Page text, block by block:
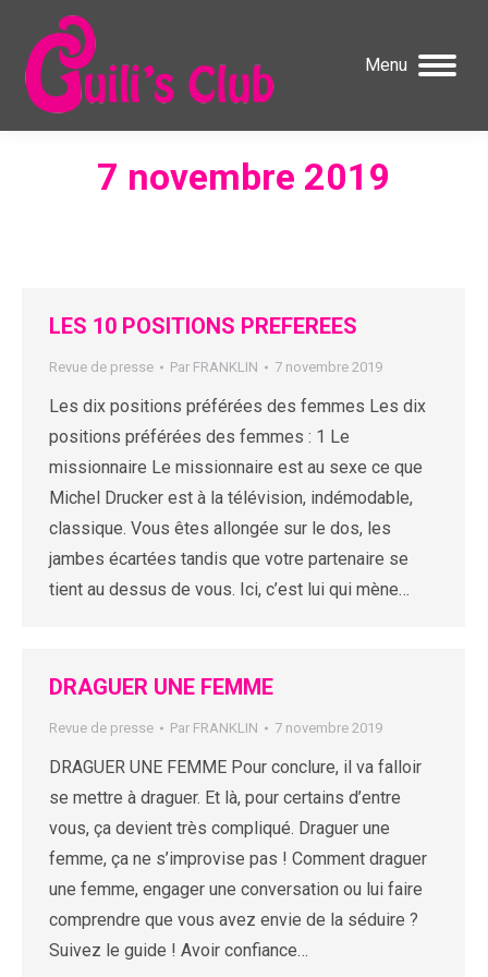
Menu
7 novembre 2019
LES 10 POSITIONS PREFEREES
Revue de presse Par FRANKLIN 7 novembre 2019
Les dix positions préférées des femmes Les dix
positions préférées des femmes : 1 Le
missionnaire Le missionnaire est au sexe ce que
Michel Drucker est à la télévision, indémodable,
classique. Vous êtes allongée sur le dos, les
jambes écartées tandis que votre partenaire se
tient au dessus de vous. Ici, c’est lui qui mène…
DRAGUER UNE FEMME
Revue de presse Par FRANKLIN 7 novembre 2019
DRAGUER UNE FEMME Pour conclure, il va falloir
se mettre à draguer. Et là, pour certains d’entre
vous, ça devient très compliqué. Draguer une
femme, ça ne s’improvise pas ! Comment draguer
une femme, engager une conversation ou lui faire
comprendre que vous avez envie de la séduire ?
Suivez le guide ! Avoir confiance…